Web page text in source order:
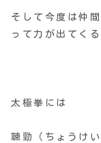
そして今度は仲
って力が出てく
太極拳には
聴勁（ちょうけ